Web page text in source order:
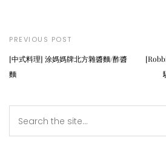
PREVIOUS POST
[中式料理] 涂媽媽牌北方雜醬麵/酢醬
麵